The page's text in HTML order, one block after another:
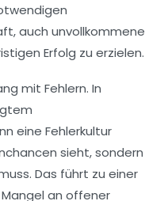
auch unvollkommene
Erfolg zu erzielen.
mit Fehlern. In
eine Fehlerkultur
sieht, sondern
Das führt zu einer
an offener